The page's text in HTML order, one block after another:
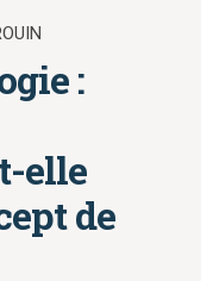
:
elle
de